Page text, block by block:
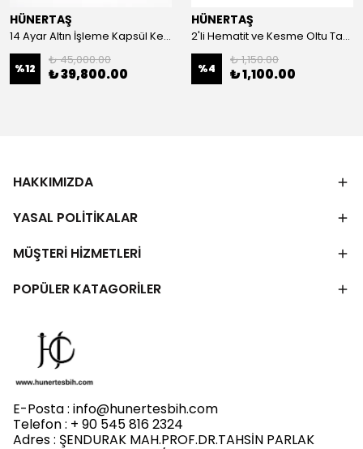
HÜNERTAŞ
14 Ayar Altın İşleme Kapsül Kesim Oltu Taşı Tespih
%12
₺ 45,000.00
₺ 39,800.00
HÜNERTAŞ
2'li Hematit ve Kesme Oltu Taşı Bileklik
%4
₺ 1,150.00
₺ 1,100.00
HAKKIMIZDA
YASAL POLİTİKALAR
MÜŞTERİ HİZMETLERİ
POPÜLER KATAGORİLER
E-Posta : info@hunertesbih.com
Telefon : + 90 545 816 2324
Adres : ŞENDURAK MAH.PROF.DR.TAHSİN PARLAK